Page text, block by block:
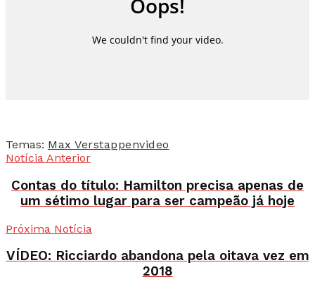
Temas: Max Verstappenvideo
Notícia Anterior
Contas do título: Hamilton precisa apenas de
um sétimo lugar para ser campeão já hoje
Próxima Notícia
VÍDEO: Ricciardo abandona pela oitava vez em
2018